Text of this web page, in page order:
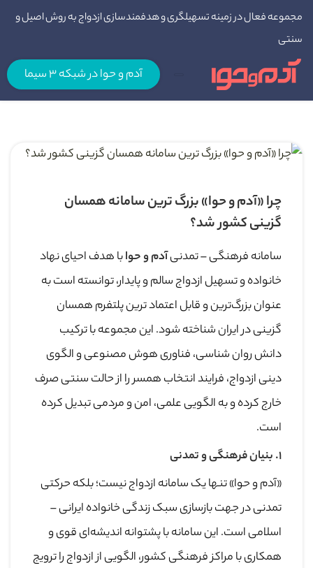
مجموعه فعال در زمینه تسهیلگری و هدفمندسازی ازدواج به روش اصیل و
سنتی
آدم و حوا در شبکه 3 سیما
چرا «آدم و حوا» بزرگ ‌ترین سامانه همسان
‌گزینی کشور شد؟
سامانه فرهنگی – تمدنیآدم و حوابا هدف احیای نهاد
خانواده و تسهیل ازدواج سالم و پایدار، توانسته است به‌
عنوان بزرگ‌ترین و قابل ‌اعتماد ترین پلتفرم همسان
‌گزینی در ایران شناخته شود. این مجموعه با ترکیب
دانش روان ‌شناسی، فناوری هوش مصنوعی و الگوی
دینی ازدواج، فرایند انتخاب همسر را از حالت سنتی صرف
خارج کرده و به الگویی علمی، امن و مردمی تبدیل کرده
است.
۱.بنیان فرهنگی و تمدنی
«آدم و حوا» تنها یک سامانه ازدواج نیست؛ بلکه حرکتی
تمدنی در جهت بازسازی سبک زندگی خانواده ایرانی –
اسلامی است. این سامانه با پشتوانه اندیشه‌ای قوی و
همکاری با مراکز فرهنگی کشور، الگویی از ازدواج را ترویج